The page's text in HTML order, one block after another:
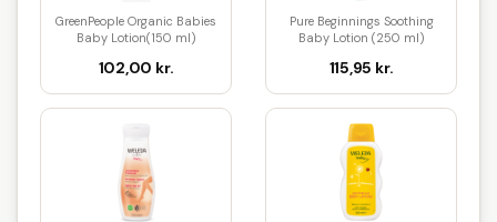
GreenPeople Organic Babies
Baby Lotion(150 ml)
102,00 kr.
Pure Beginnings Soothing
Baby Lotion (250 ml)
115,95 kr.